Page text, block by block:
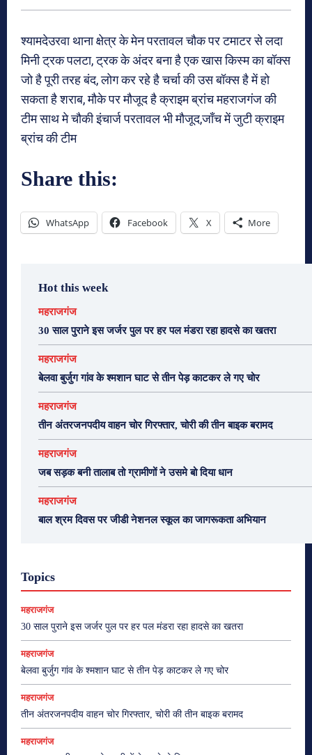
श्यामदेउरवा थाना क्षेत्र के मेन परतावल चौक पर टमाटर से लदा
मिनी ट्रक पलटा, ट्रक के अंदर बना है एक खास किस्म का बॉक्स
जो है पूरी तरह बंद, लोग कर रहे है चर्चा की उस बॉक्स है में हो
सकता है शराब, मौके पर मौजूद है क्राइम ब्रांच महराजगंज की
टीम साथ मे चौकी इंचार्ज परतावल भी मौजूद,जाँच में जुटी क्राइम
ब्रांच की टीम
Share this:
WhatsApp Facebook X More
Hot this week
महराजगंज
30 साल पुराने इस जर्जर पुल पर हर पल मंडरा रहा हादसे का खतरा
महराजगंज
बेलवा बुर्जुग गांव के श्मशान घाट से तीन पेड़ काटकर ले गए चोर
महराजगंज
तीन अंतरजनपदीय वाहन चोर गिरफ्तार, चोरी की तीन बाइक बरामद
महराजगंज
जब सड़क बनी तालाब तो ग्रामीणों ने उसमे बो दिया धान
महराजगंज
बाल श्रम दिवस पर जीडी नेशनल स्कूल का जागरूकता अभियान
Topics
महराजगंज
30 साल पुराने इस जर्जर पुल पर हर पल मंडरा रहा हादसे का खतरा
महराजगंज
बेलवा बुर्जुग गांव के श्मशान घाट से तीन पेड़ काटकर ले गए चोर
महराजगंज
तीन अंतरजनपदीय वाहन चोर गिरफ्तार, चोरी की तीन बाइक बरामद
महराजगंज